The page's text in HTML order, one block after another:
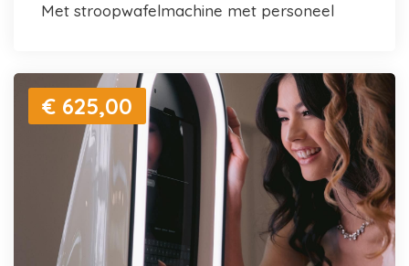
met stroopwafelmachine met personeel
€ 625,00